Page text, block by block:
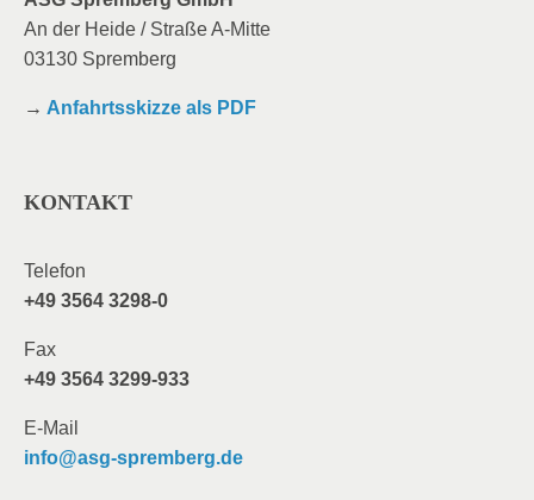
An der Heide / Straße A-Mitte
03130 Spremberg
→ Anfahrtsskizze als PDF
KONTAKT
Telefon
+49 3564 3298-0
Fax
+49 3564 3299-933
E-Mail
info@asg-spremberg.de